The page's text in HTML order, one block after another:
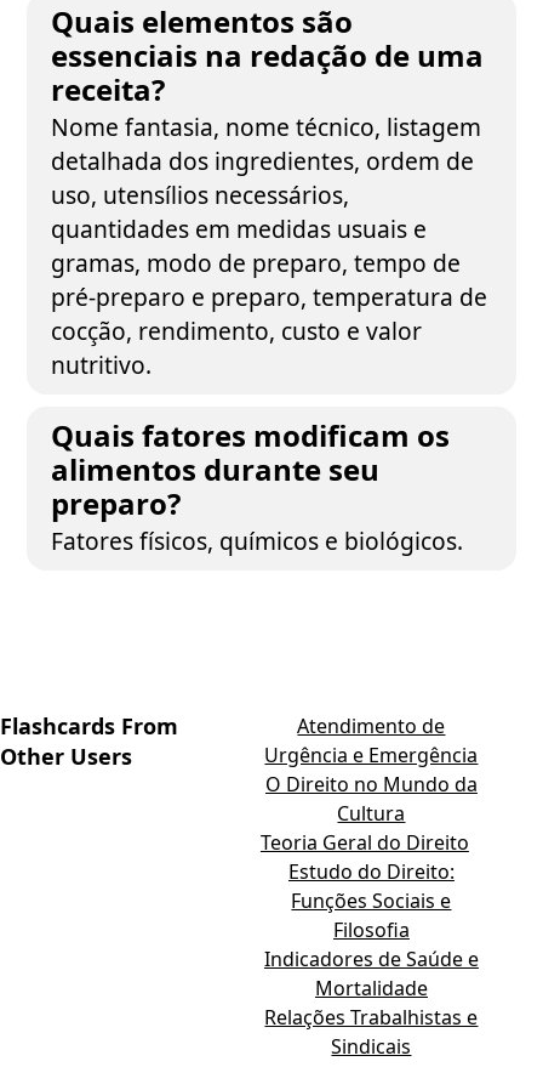
Quais elementos são
essenciais na redação de uma
receita?
Nome fantasia, nome técnico, listagem
detalhada dos ingredientes, ordem de
uso, utensílios necessários,
quantidades em medidas usuais e
gramas, modo de preparo, tempo de
pré-preparo e preparo, temperatura de
cocção, rendimento, custo e valor
nutritivo.
Quais fatores modificam os
alimentos durante seu
preparo?
Fatores físicos, químicos e biológicos.
Flashcards From
Other Users
Atendimento de
Urgência e Emergência
O Direito no Mundo da
Cultura
Teoria Geral do Direito
Estudo do Direito:
Funções Sociais e
Filosofia
Indicadores de Saúde e
Mortalidade
Relações Trabalhistas e
Sindicais